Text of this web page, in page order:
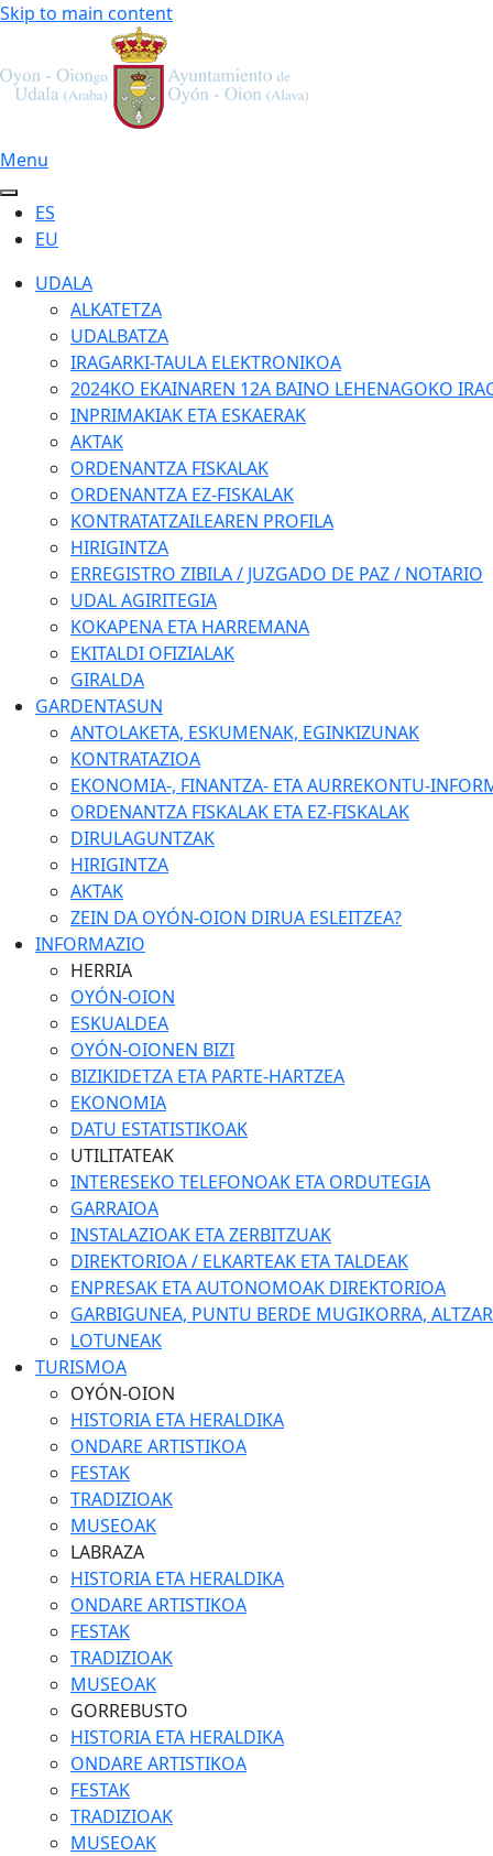
Skip to main content
Menu
ES
EU
UDALA
ALKATETZA
UDALBATZA
IRAGARKI-TAULA ELEKTRONIKOA
2024KO EKAINAREN 12A BAINO LEHENAGOKO
INPRIMAKIAK ETA ESKAERAK
AKTAK
ORDENANTZA FISKALAK
ORDENANTZA EZ-FISKALAK
KONTRATATZAILEAREN PROFILA
HIRIGINTZA
ERREGISTRO ZIBILA / JUZGADO DE PAZ / NOTARIO
UDAL AGIRITEGIA
KOKAPENA ETA HARREMANA
EKITALDI OFIZIALAK
GIRALDA
GARDENTASUN
ANTOLAKETA, ESKUMENAK, EGINKIZUNAK
KONTRATAZIOA
EKONOMIA-, FINANTZA- ETA AURREKONTU-
ORDENANTZA FISKALAK ETA EZ-FISKALAK
DIRULAGUNTZAK
HIRIGINTZA
AKTAK
ZEIN DA OYÓN-OION DIRUA ESLEITZEA?
INFORMAZIO
HERRIA
OYÓN-OION
ESKUALDEA
OYÓN-OIONEN BIZI
BIZIKIDETZA ETA PARTE-HARTZEA
EKONOMIA
DATU ESTATISTIKOAK
UTILITATEAK
INTERESEKO TELEFONOAK ETA ORDUTEGIA
GARRAIOA
INSTALAZIOAK ETA ZERBITZUAK
DIREKTORIOA / ELKARTEAK ETA TALDEAK
ENPRESAK ETA AUTONOMOAK DIREKTORIOA
GARBIGUNEA, PUNTU BERDE MUGIKORRA,
LOTUNEAK
TURISMOA
OYÓN-OION
HISTORIA ETA HERALDIKA
ONDARE ARTISTIKOA
FESTAK
TRADIZIOAK
MUSEOAK
LABRAZA
HISTORIA ETA HERALDIKA
ONDARE ARTISTIKOA
FESTAK
TRADIZIOAK
MUSEOAK
GORREBUSTO
HISTORIA ETA HERALDIKA
ONDARE ARTISTIKOA
FESTAK
TRADIZIOAK
MUSEOAK